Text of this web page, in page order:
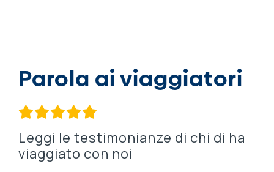
Parola ai viaggiatori
Leggi le testimonianze di chi di ha
viaggiato con noi